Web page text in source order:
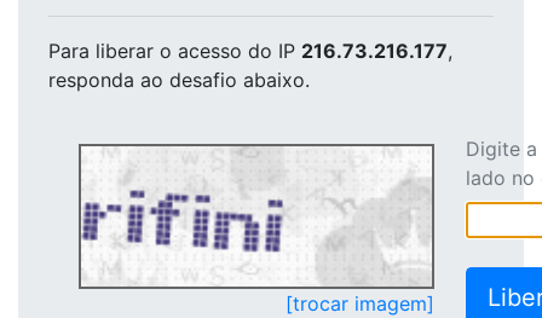
Para liberar o acesso do IP 216.73.216.177,
responda ao desafio abaixo.
[trocar imagem]
Digite
lado no